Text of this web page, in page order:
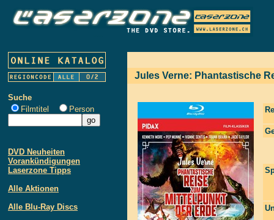
Suche
Filmtitel
Person
DVD Neuheiten
Vorankündigungen
Laserzone Tipps
Alle Aktionen
Alle Blu-Ray Discs
Jules Verne: Phantastische